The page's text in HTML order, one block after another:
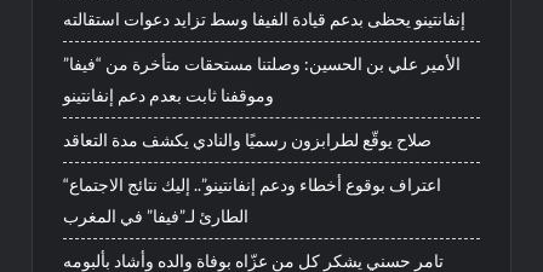
إنفانتينو يحظى بدعم قيادة الفيفا وسط تزايد دعوات استقالته
الأمير علي بن الحسين: وصلتنا مستحقات متأخرة من “فيفا”
وموقفنا ثابت بعدم دعم إنفانتينو
صلاح يوقّع لطرابزون رسميًا والنادي يكشف مدة التعاقد
“اعتراف بوقوع أخطاء ودعم إنفانتينو”.. إليك نتائج الاجتماع
الطارئ لـ”فيفا” في المغرب
تامر حسني يشكر كل من عزّاه بوفاة والده وأشاد بألبومه